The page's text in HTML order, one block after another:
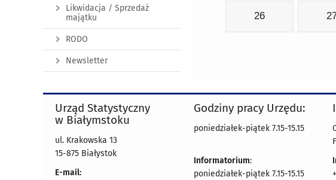
26
Likwidacja / Sprzedaż
majątku
RODO
Newsletter
Urząd Statystyczny
w Białymstoku
ul. Krakowska 13
15-875 Białystok
E-mail:
Godziny pracy Urzędu:
poniedziałek-piątek 7.15-15.15
Informatorium:
poniedziałek-piątek 7.15-15.15